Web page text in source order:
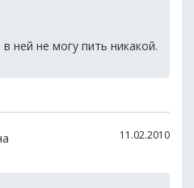
ней не могу пить никакой.
11.02.2010